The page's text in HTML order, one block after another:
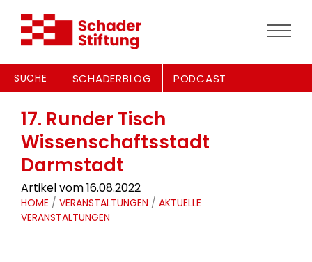
SUCHE SCHADERBLOG PODCAST
17. Runder Tisch
Wissenschaftsstadt
Darmstadt
Artikel vom 16.08.2022
HOME / VERANSTALTUNGEN / AKTUELLE
VERANSTALTUNGEN